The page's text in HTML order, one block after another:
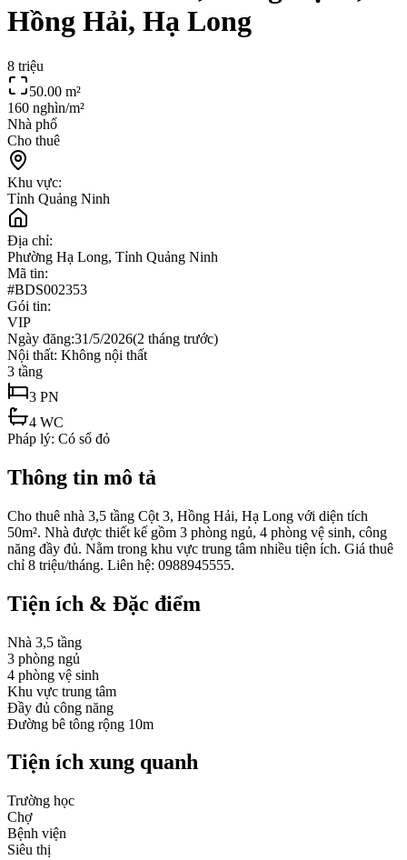
Hồng Hải, Hạ Long
8 triệu
50.00 m²
160 nghìn/m²
Nhà phố
Cho thuê
Khu vực:
Tỉnh Quảng Ninh
Địa chỉ:
Phường Hạ Long, Tỉnh Quảng Ninh
Mã tin:
#BDS002353
Gói tin:
VIP
Ngày đăng:31/5/2026(2 tháng trước)
Nội thất: Không nội thất
3 tầng
3 PN
4 WC
Pháp lý: Có sổ đỏ
Thông tin mô tả
Cho thuê nhà 3,5 tầng Cột 3, Hồng Hải, Hạ Long với diện tích
50m². Nhà được thiết kế gồm 3 phòng ngủ, 4 phòng vệ sinh, công
năng đầy đủ. Nằm trong khu vực trung tâm nhiều tiện ích. Giá thuê
chỉ 8 triệu/tháng. Liên hệ: 0988945555.
Tiện ích & Đặc điểm
Nhà 3,5 tầng
3 phòng ngủ
4 phòng vệ sinh
Khu vực trung tâm
Đầy đủ công năng
Đường bê tông rộng 10m
Tiện ích xung quanh
Trường học
Chợ
Bệnh viện
Siêu thị